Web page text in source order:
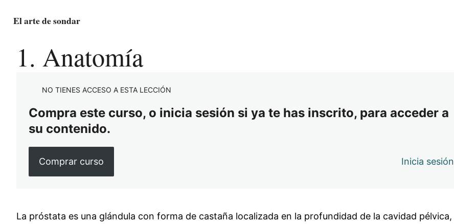
El arte de sondar
1. Anatomía
NO TIENES ACCESO A ESTA LECCIÓN
Compra este curso, o inicia sesión si ya te has inscrito, para acceder a
su contenido.
Comprar curso Inicia sesión
La próstata es una glándula con forma de castaña localizada en la profundidad de la cavidad pélvica,